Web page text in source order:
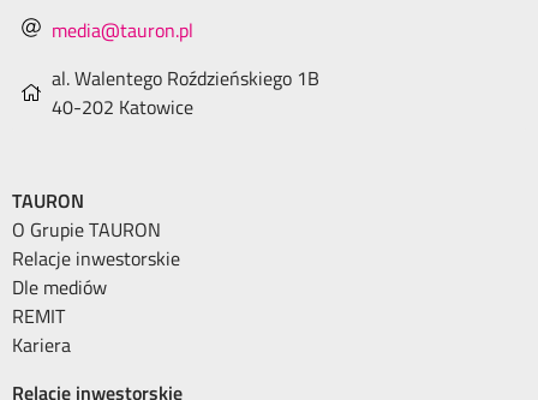
media@tauron.pl
al. Walentego Roździeńskiego 1B
40-202 Katowice
TAURON
O Grupie TAURON
Relacje inwestorskie
Dle mediów
REMIT
Kariera
Relacje inwestorskie